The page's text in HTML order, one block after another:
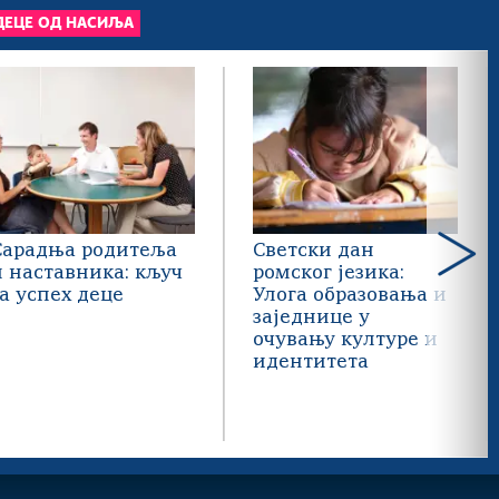
ОД НАСИЉА
родитеља
наставника: кључ
успех деце
Светски дан
ромског језика:
Улога образовања и
заједнице у
очувању културе и
идентитета